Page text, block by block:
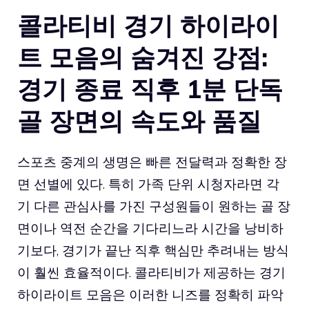
콜라티비 경기 하이라이
트 모음의 숨겨진 강점:
경기 종료 직후 1분 단독
골 장면의 속도와 품질
스포츠 중계의 생명은 빠른 전달력과 정확한 장
면 선별에 있다. 특히 가족 단위 시청자라면 각
기 다른 관심사를 가진 구성원들이 원하는 골 장
면이나 역전 순간을 기다리느라 시간을 낭비하
기보다, 경기가 끝난 직후 핵심만 추려내는 방식
이 훨씬 효율적이다. 콜라티비가 제공하는 경기
하이라이트 모음은 이러한 니즈를 정확히 파악